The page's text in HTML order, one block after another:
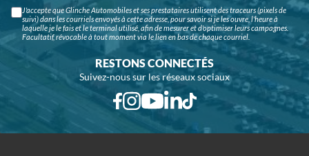
J'accepte que Glinche Automobiles et ses prestataires utilisent des traceurs (pixels de
suivi) dans les courriels envoyés à cette adresse, pour savoir si je les ouvre, l'heure à
laquelle je le fais et le terminal utilisé, afin de mesurer et d'optimiser leurs campagnes.
Facultatif, révocable à tout moment via le lien en bas de chaque courriel.
RESTONS CONNECTÉS
Suivez-nous sur les réseaux sociaux